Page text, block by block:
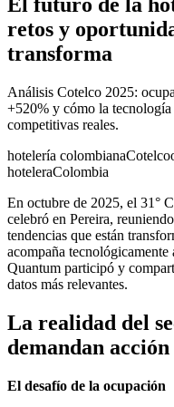
retos y
transforma
Análisis Cotelco 2025:
+520% y cómo la
competitivas reales.
hotelería colombianaCotelco
hoteleraColombia
En octubre de 2025, el 31°
celebró en Pereira,
tendencias que están
acompaña
Quantum participó y
datos más relevantes.
La realidad del
demandan acción
El desafío de la ocupación